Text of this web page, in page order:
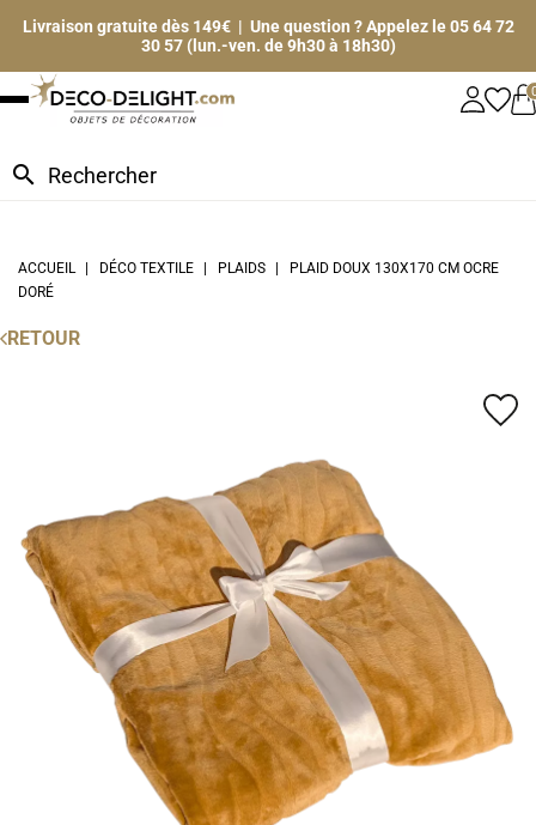
Livraison gratuite dès 149€ | Une question ? Appelez le 05 64 72
30 57 (lun.-ven. de 9h30 à 18h30)
search
ACCUEIL DÉCO TEXTILE PLAIDS
PLAID DOUX 130X170 CM OCRE
DORÉ
RETOUR
favorite_border